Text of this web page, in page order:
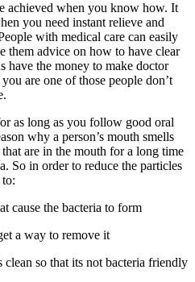
achieved when you know how. It
you need instant relieve and
with medical care can easily
them advice on how to have clear
have the money to make doctor
are one of those people don’t
.
as long as you follow good oral
why a person’s mouth smells
are in the mouth for a long time
. So in order to reduce the particles
to:
cause the bacteria to form
a way to remove it
so that its not bacteria friendly